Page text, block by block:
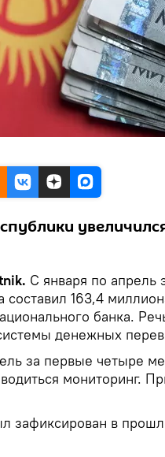
С января по апрель
составил 163,4
банка.
денежных
за первые четыре
мониторинг.
зафиксирован в